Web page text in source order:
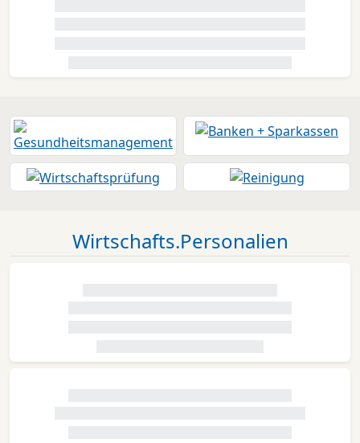
Wirtschafts.Personalien